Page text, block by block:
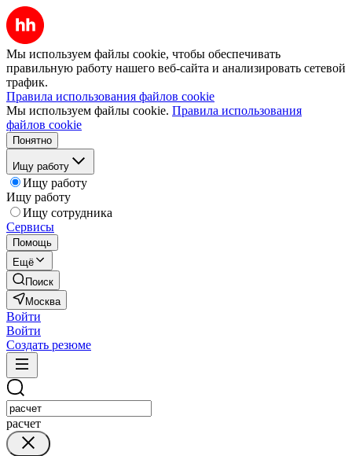
Мы используем файлы cookie, чтобы обеспечивать
правильную работу нашего веб-сайта и анализировать сетевой
трафик.
Правила использования файлов cookie
Мы используем файлы cookie. Правила использования
файлов cookie
Понятно
Ищу работу
Ищу работу
Ищу работу
Ищу сотрудника
Сервисы
Помощь
Ещё
Поиск
Москва
Войти
Войти
Создать резюме
расчет